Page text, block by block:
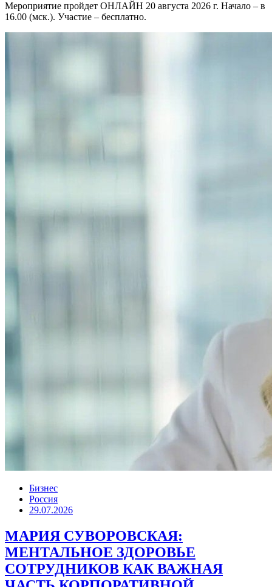
Мероприятие пройдет ОНЛАЙН 20 августа 2026 г. Начало – в
16.00 (мск.). Участие – бесплатно.
Бизнес
Россия
29.07.2026
МАРИЯ СУВОРОВСКАЯ:
МЕНТАЛЬНОЕ ЗДОРОВЬЕ
СОТРУДНИКОВ КАК ВАЖНАЯ